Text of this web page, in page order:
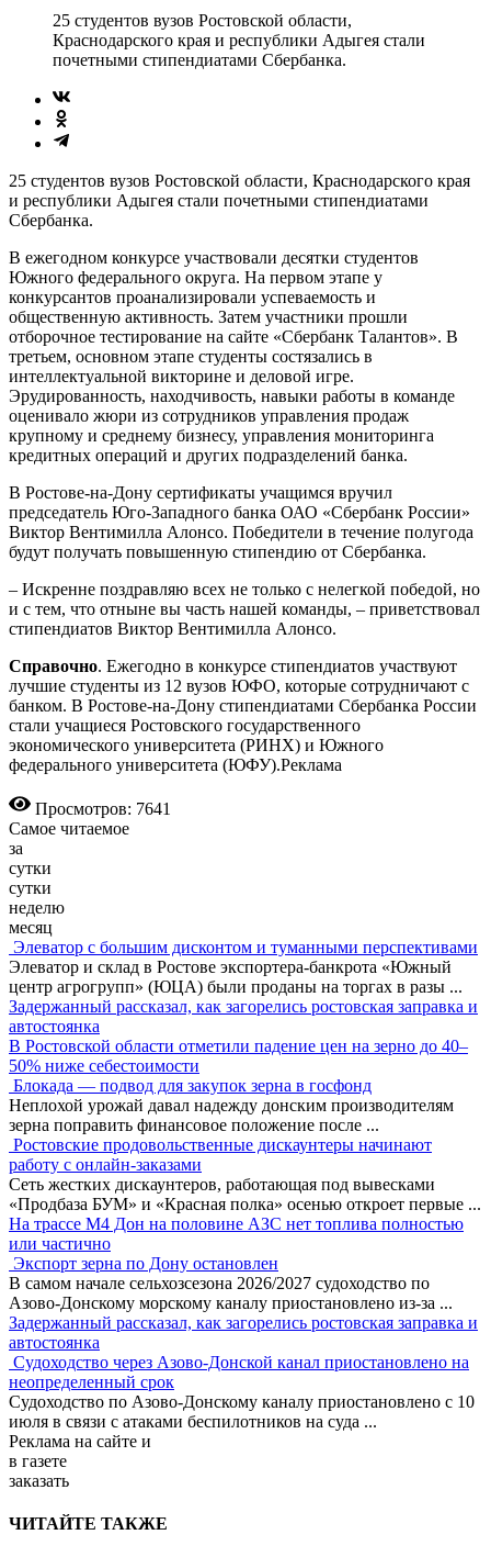
25 студентов вузов Ростовской области,
Краснодарского края и республики Адыгея стали
почетными стипендиатами Сбербанка.
25 студентов вузов Ростовской области, Краснодарского края
и республики Адыгея стали почетными стипендиатами
Сбербанка.
В ежегодном конкурсе участвовали десятки студентов
Южного федерального округа. На первом этапе у
конкурсантов проанализировали успеваемость и
общественную активность. Затем участники прошли
отборочное тестирование на сайте «Сбербанк Талантов». В
третьем, основном этапе студенты состязались в
интеллектуальной викторине и деловой игре.
Эрудированность, находчивость, навыки работы в команде
оценивало жюри из сотрудников управления продаж
крупному и среднему бизнесу, управления мониторинга
кредитных операций и других подразделений банка.
В Ростове-на-Дону сертификаты учащимся вручил
председатель Юго-Западного банка ОАО «Сбербанк России»
Виктор Вентимилла Алонсо. Победители в течение полугода
будут получать повышенную стипендию от Сбербанка.
– Искренне поздравляю всех не только с нелегкой победой, но
и с тем, что отныне вы часть нашей команды, – приветствовал
стипендиатов Виктор Вентимилла Алонсо.
Справочно. Ежегодно в конкурсе стипендиатов участвуют
лучшие студенты из 12 вузов ЮФО, которые сотрудничают с
банком. В Ростове-на-Дону стипендиатами Сбербанка России
стали учащиеся Ростовского государственного
экономического университета (РИНХ) и Южного
федерального университета (ЮФУ).Реклама
Просмотров: 7641
Самое читаемое
за
сутки
сутки
неделю
месяц
Элеватор с большим дисконтом и туманными перспективами
Элеватор и склад в Ростове экспортера-банкрота «Южный
центр агрогрупп» (ЮЦА) были проданы на торгах в разы ...
Задержанный рассказал, как загорелись ростовская заправка и
автостоянка
В Ростовской области отметили падение цен на зерно до 40–
50% ниже себестоимости
Блокада — подвод для закупок зерна в госфонд
Неплохой урожай давал надежду донским производителям
зерна поправить финансовое положение после ...
Ростовские продовольственные дискаунтеры начинают
работу с онлайн-заказами
Сеть жестких дискаунтеров, работающая под вывесками
«Продбаза БУМ» и «Красная полка» осенью откроет первые ...
На трассе М4 Дон на половине АЗС нет топлива полностью
или частично
Экспорт зерна по Дону остановлен
В самом начале сельхозсезона 2026/2027 судоходство по
Азово-Донскому морскому каналу приостановлено из-за ...
Задержанный рассказал, как загорелись ростовская заправка и
автостоянка
Судоходство через Азово-Донской канал приостановлено на
неопределенный срок
Судоходство по Азово-Донскому каналу приостановлено с 10
июля в связи с атаками беспилотников на суда ...
Реклама на сайте и
в газете
заказать
ЧИТАЙТЕ ТАКЖЕ